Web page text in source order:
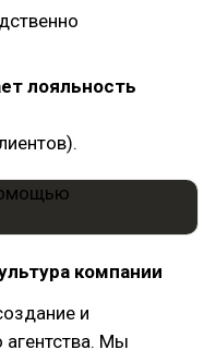
лояльность
компании
и
агентства. Мы